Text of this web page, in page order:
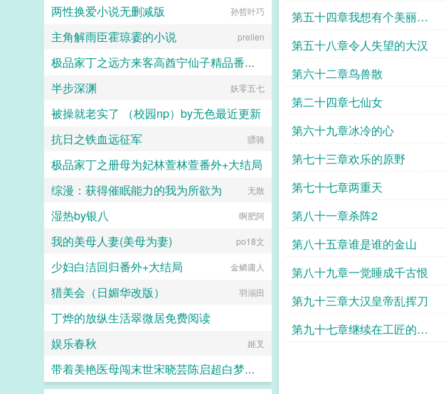
第五十四章我想有个美丽的
家
第五十八章令人失望的大汉
第六十二章鸟兽散
第二十四章七仙女
第六十九章冰冷的心
第七十三章欢乐的原野
第七十七章两重天
第八十一章杀阵2
第八十五章谁是谁的金山
第八十九章一觉睡成千古恨
第九十三章大汉皇帝乱挥刀
第九十七章继续在工匠的道
两性换爱小说无删减版
孙哲叶巧
主角解雨臣霍琼霎的小说 prellen
极品家丁之远方来客高酋宁仙子精品番外篇
slow00
半步深渊 妖零五七
被操就老实了 （校园np）by无色最近更新
无色
抗日之铁血远征军 骠骑
极品家丁之册母为妃林萱林萱番外+大结局
西门菁菁
综漫：获得催眠能力的我为所欲为 无散
湿热by银八 啊肥阿
我的美母人妻(美母为妻) po18文
少妇白洁回归番外+大结局 金鳞庸人
猎美会（日媚华改版） 羽溺田
丁烨的放纵生活翠微居免费阅读
yuan19971004
娱乐春秋 姬叉
带着美艳医母闯末世宋晓芸陈启超白梦胧番外+大结局